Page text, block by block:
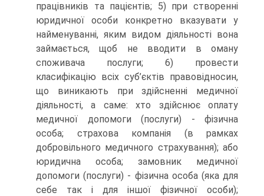
працівників та пацієнтів; 5) при створенні
юридичної особи конкретно вказувати у
найменуванні, яким видом діяльності вона
займається, щоб не вводити в оману
споживача послуги; 6) провести
класифікацію всіх суб’єктів правовідносин,
що виникають при здійсненні медичної
діяльності, а саме: хто здійснює оплату
медичної допомоги (послуги) - фізична
особа; страхова компанія (в рамках
добровільного медичного страхування); або
юридична особа; замовник медичної
допомоги (послуги) - фізична особа (яка для
себе так і для іншої фізичної особи);